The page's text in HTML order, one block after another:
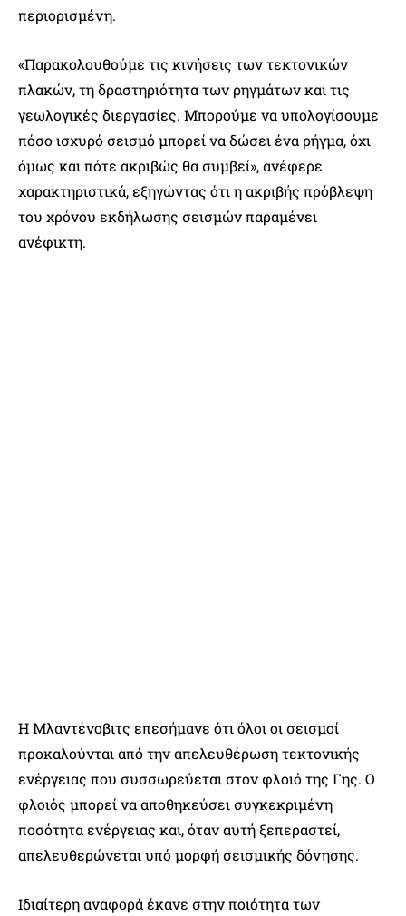
περιορισμένη.
«Παρακολουθούμε τις κινήσεις των τεκτονικών
πλακών, τη δραστηριότητα των ρηγμάτων και τις
γεωλογικές διεργασίες. Μπορούμε να υπολογίσουμε
πόσο ισχυρό σεισμό μπορεί να δώσει ένα ρήγμα, όχι
όμως και πότε ακριβώς θα συμβεί», ανέφερε
χαρακτηριστικά, εξηγώντας ότι η ακριβής πρόβλεψη
του χρόνου εκδήλωσης σεισμών παραμένει
ανέφικτη.
Η Μλαντένοβιτς επεσήμανε ότι όλοι οι σεισμοί
προκαλούνται από την απελευθέρωση τεκτονικής
ενέργειας που συσσωρεύεται στον φλοιό της Γης. Ο
φλοιός μπορεί να αποθηκεύσει συγκεκριμένη
ποσότητα ενέργειας και, όταν αυτή ξεπεραστεί,
απελευθερώνεται υπό μορφή σεισμικής δόνησης.
Ιδιαίτερη αναφορά έκανε στην ποιότητα των